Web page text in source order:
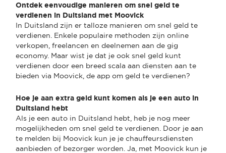
Ontdek eenvoudige manieren om snel geld te
verdienen in Duitsland met Moovick
In Duitsland zijn er talloze manieren om snel geld te
verdienen. Enkele populaire methoden zijn online
verkopen, freelancen en deelnemen aan de gig
economy. Maar wist je dat je ook snel geld kunt
verdienen door een breed scala aan diensten aan te
bieden via Moovick, de app om geld te verdienen?
Hoe je aan extra geld kunt komen als je een auto in
Duitsland hebt
Als je een auto in Duitsland hebt, heb je nog meer
mogelijkheden om snel geld te verdienen. Door je aan
te melden bij Moovick kun je je chauffeursdiensten
aanbieden of bezorger worden. Ja, met Moovick kun je